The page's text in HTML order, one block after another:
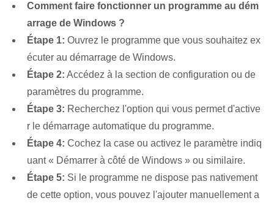
Comment faire fonctionner un programme au dém
arrage de Windows ?
Étape 1: Ouvrez le programme que vous souhaitez ex
écuter au démarrage de Windows.
Étape 2: Accédez à la section de configuration ou de
paramètres du programme.
Étape 3: Recherchez l'option qui vous permet d'active
r le démarrage automatique du programme.
Étape 4: Cochez la case ou activez le paramètre indiq
uant « Démarrer à côté de Windows » ou similaire.
Étape 5: Si le programme ne dispose pas nativement
de cette option, vous pouvez l'ajouter manuellement a